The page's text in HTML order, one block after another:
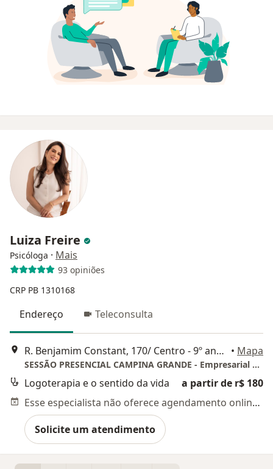
Luiza Freire
Psicóloga · Mais
93 opiniões
CRP PB 1310168
Endereço Teleconsulta
R. Benjamim Constant, 170/ Centro - 9º andar-Sala 906, Campina Grande • Mapa
SESSÃO PRESENCIAL CAMPINA GRANDE - Empresarial Mundo Plaza - 9ºandar - sala 906
Logoterapia e o sentido da vida
a partir de r$ 180
Esse especialista não oferece agendamento online para esse endereço.
Solicite um atendimento